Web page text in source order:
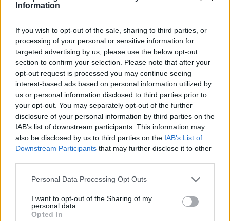
Information
If you wish to opt-out of the sale, sharing to third parties, or
processing of your personal or sensitive information for
targeted advertising by us, please use the below opt-out
section to confirm your selection. Please note that after your
opt-out request is processed you may continue seeing
interest-based ads based on personal information utilized by
us or personal information disclosed to third parties prior to
your opt-out. You may separately opt-out of the further
disclosure of your personal information by third parties on the
IAB’s list of downstream participants. This information may
also be disclosed by us to third parties on the IAB’s List of
Downstream Participants that may further disclose it to other
Personal Data Processing Opt Outs
I want to opt-out of the Sharing of my
personal data.
Opted In
ολοκληρώθηκαν το απόγευμα της Δευτέρας (9/1)
ΑΕΚ: Στην Προύσα με ΜακΓκρίφ και Μάιλς!
Με τους Κάμερον ΜακΓκριφ και Αϊζάια Μάιλς στην